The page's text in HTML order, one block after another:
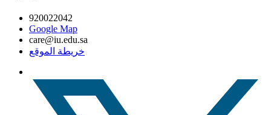
920022042
Google Map
care@iu.edu.sa
خريطة الموقع